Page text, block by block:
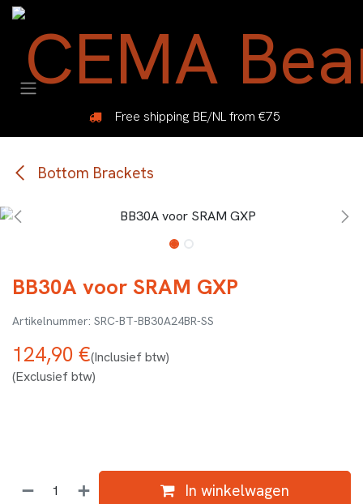
Overslaan naar inhoud
Free shipping BE/NL from €75
Bottom Brackets
BB30A voor SRAM GXP
SRC-BT-BB30A24BR-SS
124,90 €(Inclusief btw)
(Exclusief btw)
In winkelwagen